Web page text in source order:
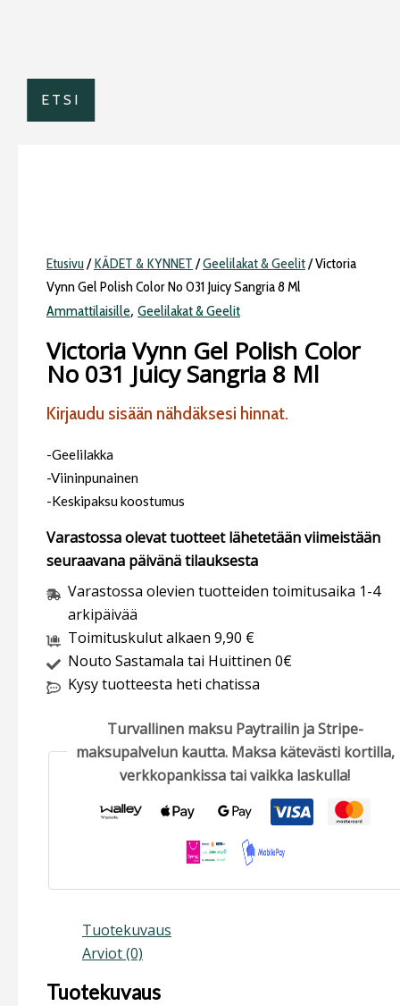
Etusivu/KÄDET & KYNNET /Geelilakat & Geelit/ Victoria
Vynn Gel Polish Color No 031 Juicy Sangria 8 Ml
Ammattilaisille, Geelilakat & Geelit
Victoria Vynn Gel Polish Color
No 031 Juicy Sangria 8 Ml
Kirjaudu sisään nähdäksesi hinnat.
-Geelilakka
-Viininpunainen
-Keskipaksu koostumus
Varastossa olevat tuotteet lähetetään viimeistään
seuraavana päivänä tilauksesta
Varastossa olevien tuotteiden toimitusaika 1-4
arkipäivää
Toimituskulut alkaen 9,90 €
Nouto Sastamala tai Huittinen 0€
Kysy tuotteesta heti chatissa
Turvallinen maksu Paytrailin ja Stripe-
maksupalvelun kautta. Maksa kätevästi kortilla,
verkkopankissa tai vaikka laskulla!
Tuotekuvaus
Arviot (0)
Tuotekuvaus
ETSI